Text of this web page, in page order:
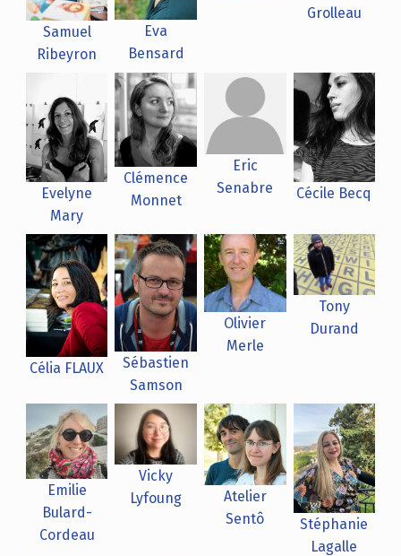
Samuel
Ribeyron
Eva
Bensard
Grolleau
Evelyne
Mary
Clémence
Monnet
Eric
Senabre
Cécile Becq
Célia FLAUX
Sébastien
Samson
Olivier
Merle
Tony
Durand
Emilie
Bulard-
Cordeau
Vicky
Lyfoung
Atelier
Sentô
Stéphanie
Lagalle